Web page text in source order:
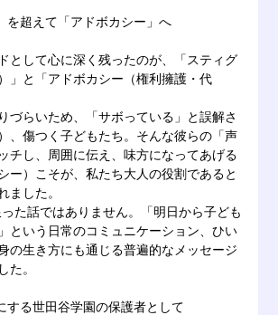
を超えて「アドボカシー」へ
として心に深く残ったのが、「スティグ
」と「アドボカシー（権利擁護・代
づらいため、「サボっている」と誤解さ
、傷つく子どもたち。そんな彼らの「声
チし、周囲に伝え、味方になってあげる
ー）こそが、私たち大人の役割であると
ました。
た話ではありません。「明日から子ども
という日常のコミュニケーション、ひい
の生き方にも通じる普遍的なメッセージ
た。
する世田谷学園の保護者として